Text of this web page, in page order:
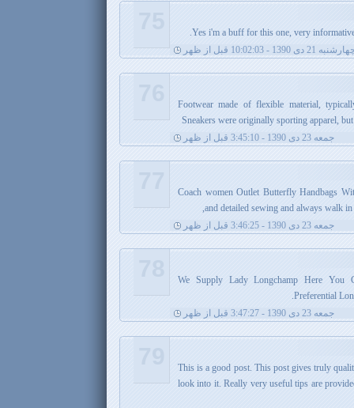
Yes i'm a buff for this one, very
21 دی 1390 - 10:02:03 قبل از ظهر
Footwear made of flexible material,
Sneakers were originally sporting apparel,
جمعه 23 دی 1390 - 3:45:10 قبل از ظهر
Coach women Outlet Butterfly Handbags
and detailed sewing and always walk
جمعه 23 دی 1390 - 3:46:25 قبل از ظهر
We Supply Lady Longchamp Here You
Preferential
جمعه 23 دی 1390 - 3:47:27 قبل از ظهر
This is a good post. This post gives truly
look into it. Really very useful tips are